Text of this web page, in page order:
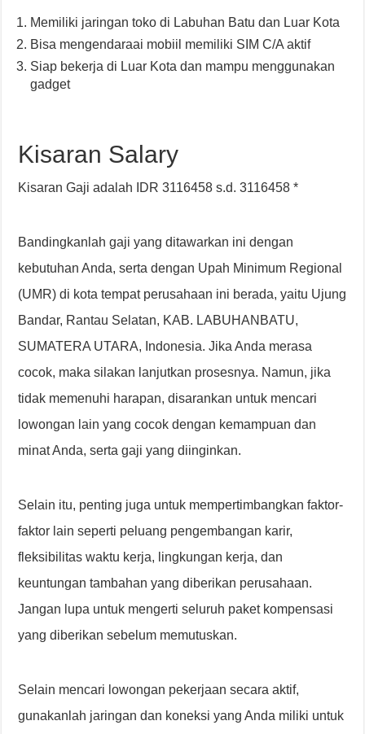
Memiliki jaringan toko di Labuhan Batu dan Luar Kota
Bisa mengendaraai mobiil memiliki SIM C/A aktif
Siap bekerja di Luar Kota dan mampu menggunakan
gadget
Kisaran Salary
Kisaran Gaji adalah IDR 3116458 s.d. 3116458 *
Bandingkanlah gaji yang ditawarkan ini dengan
kebutuhan Anda, serta dengan Upah Minimum Regional
(UMR) di kota tempat perusahaan ini berada, yaitu Ujung
Bandar, Rantau Selatan, KAB. LABUHANBATU,
SUMATERA UTARA, Indonesia. Jika Anda merasa
cocok, maka silakan lanjutkan prosesnya. Namun, jika
tidak memenuhi harapan, disarankan untuk mencari
lowongan lain yang cocok dengan kemampuan dan
minat Anda, serta gaji yang diinginkan.
Selain itu, penting juga untuk mempertimbangkan faktor-
faktor lain seperti peluang pengembangan karir,
fleksibilitas waktu kerja, lingkungan kerja, dan
keuntungan tambahan yang diberikan perusahaan.
Jangan lupa untuk mengerti seluruh paket kompensasi
yang diberikan sebelum memutuskan.
Selain mencari lowongan pekerjaan secara aktif,
gunakanlah jaringan dan koneksi yang Anda miliki untuk